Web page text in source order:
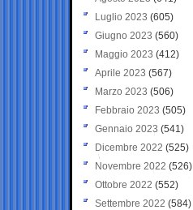
Luglio 2023 (605)
Giugno 2023 (560)
Maggio 2023 (412)
Aprile 2023 (567)
Marzo 2023 (506)
Febbraio 2023 (505)
Gennaio 2023 (541)
Dicembre 2022 (525)
Novembre 2022 (526)
Ottobre 2022 (552)
Settembre 2022 (584)